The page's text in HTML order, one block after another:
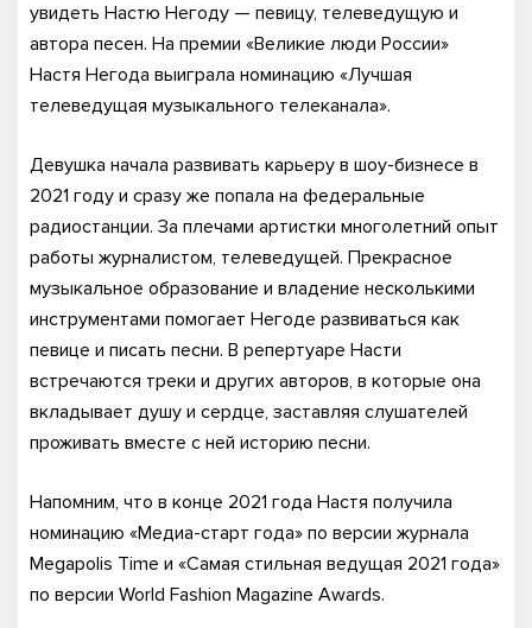
увидеть Настю Негоду — певицу, телеведущую и
автора песен. На премии «Великие люди России»
Настя Негода выиграла номинацию «Лучшая
телеведущая музыкального телеканала».
Девушка начала развивать карьеру в шоу-бизнесе в
2021 году и сразу же попала на федеральные
радиостанции. За плечами артистки многолетний опыт
работы журналистом, телеведущей. Прекрасное
музыкальное образование и владение несколькими
инструментами помогает Негоде развиваться как
певице и писать песни. В репертуаре Насти
встречаются треки и других авторов, в которые она
вкладывает душу и сердце, заставляя слушателей
проживать вместе с ней историю песни.
Напомним, что в конце 2021 года Настя получила
номинацию «Медиа-старт года» по версии журнала
Megapolis Time и «Самая стильная ведущая 2021 года»
по версии World Fashion Magazine Awards.